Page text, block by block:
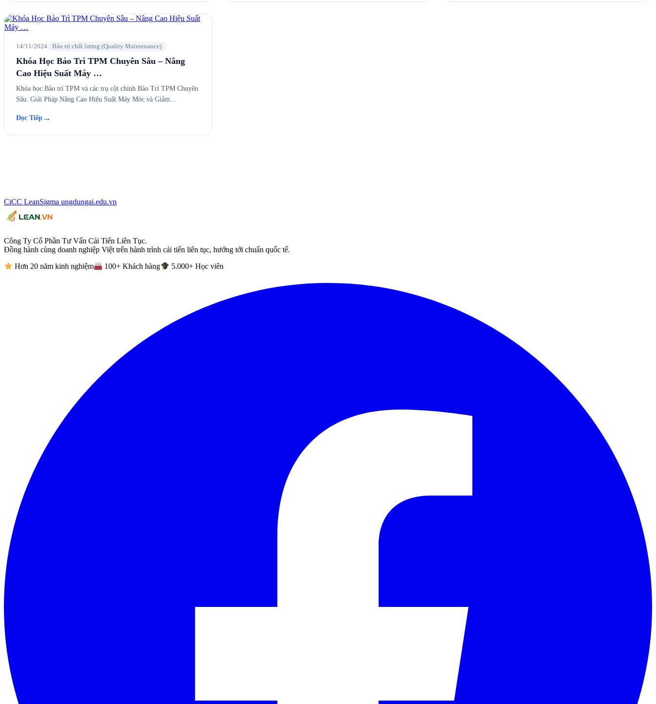
14/11/2024 Bảo trì chất lượng (Quality Maintenance)
Khóa Học Bảo Trì TPM Chuyên Sâu – Nâng
Cao Hiệu Suất Máy …
Khóa học Bảo trì TPM và các trụ cột chính Bảo Trì TPM Chuyên
Sâu: Giải Pháp Nâng Cao Hiệu Suất Máy Móc và Giảm…
Đọc Tiếp →
CiCC LeanSigma ungdungai.edu.vn
Công Ty Cổ Phần Tư Vấn Cải Tiến Liên Tục.
Đồng hành cùng doanh nghiệp Việt trên hành trình cải tiến liên tục, hướng tới chuẩn quốc tế.
Hơn 20 năm kinh nghiệm 100+ Khách hàng 5.000+ Học viên